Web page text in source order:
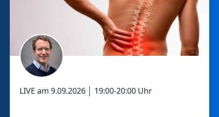
LIVE am 9.09.2026 19:00-20:00 Uhr